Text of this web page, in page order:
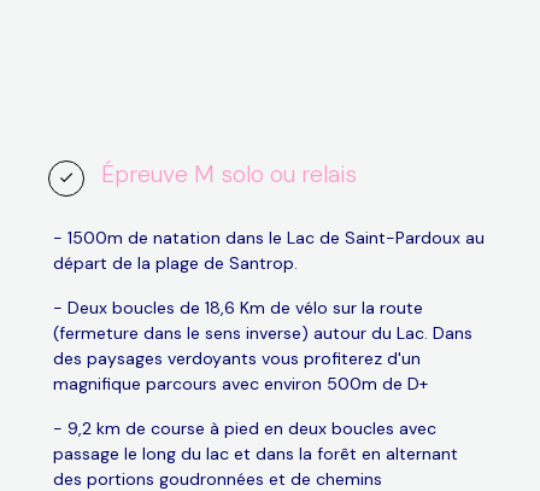
Épreuve M solo ou relais
- 1500m de natation dans le Lac de Saint-Pardoux au
départ de la plage de Santrop.
- Deux boucles de 18,6 Km de vélo sur la route
(fermeture dans le sens inverse) autour du Lac. Dans
des paysages verdoyants vous profiterez d'un
magnifique parcours avec environ 500m de D+
- 9,2 km de course à pied en deux boucles avec
passage le long du lac et dans la forêt en alternant
des portions goudronnées et de chemins